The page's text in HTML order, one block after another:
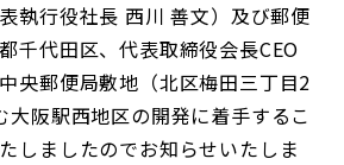
執行役社長 西川 善文）及び郵便
千代田区、代表取締役会長CEO
央郵便局敷地（北区梅田三丁目2
大阪駅西地区の開発に着手するこ
しましたのでお知らせいたしま